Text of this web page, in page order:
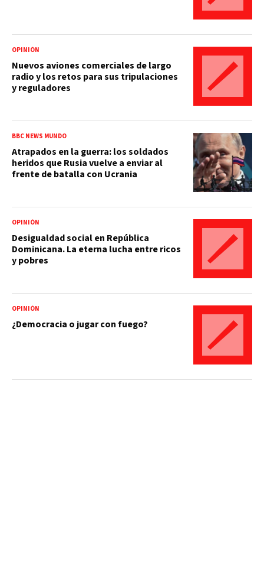
OPINIÓN
Nuevos aviones comerciales de largo
radio y los retos para sus tripulaciones
y reguladores
BBC NEWS MUNDO
Atrapados en la guerra: los soldados
heridos que Rusia vuelve a enviar al
frente de batalla con Ucrania
OPINIÓN
Desigualdad social en República
Dominicana. La eterna lucha entre ricos
y pobres
OPINIÓN
¿Democracia o jugar con fuego?